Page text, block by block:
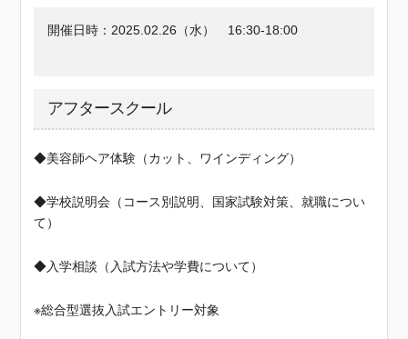
開催日時： 2025.02.26（水） 16:30-18:00
アフタースクール
◆美容師ヘア体験（カット、ワインディング）
◆学校説明会（コース別説明、国家試験対策、就職につい
て）
◆入学相談（入試方法や学費について）
※総合型選抜入試エントリー対象